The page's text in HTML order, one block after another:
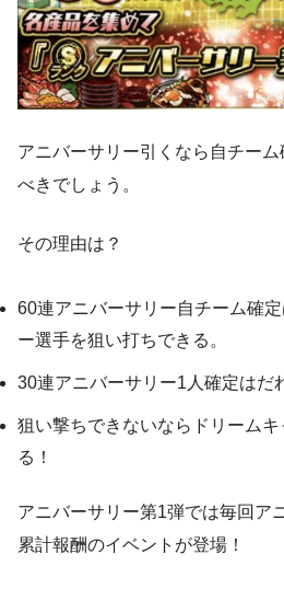
アニバーサリー引くなら自チーム
べきでしょう。
その理由は？
60連アニバーサリー自チーム確
ー選手を狙い打ちできる。
30連アニバーサリー1人確定はだ
狙い撃ちできないならドリーム
る！
アニバーサリー第1弾では毎回ア
累計報酬のイベントが登場！